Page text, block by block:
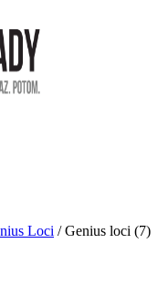
Loci / Genius loci (7)